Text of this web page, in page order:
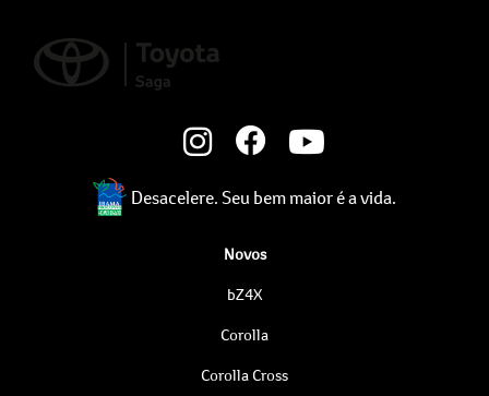
Desacelere. Seu bem maior é a vida.
Novos
bZ4X
Corolla
Corolla Cross